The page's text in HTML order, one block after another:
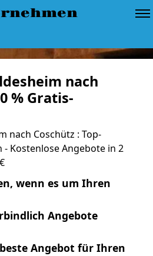
nach
% Gratis-
nach Coschütz : Top-
Kostenlose Angebote in 2
wenn es um Ihren
Angebote
Angebot für Ihren